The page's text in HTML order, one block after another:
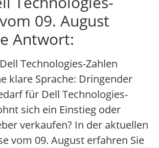
09. August
Antwort:
Technologies-Zahlen
klare Sprache: Dringender
für Dell Technologies-
sich ein Einstieg oder
verkaufen? In der aktuellen
vom 09. August erfahren Sie